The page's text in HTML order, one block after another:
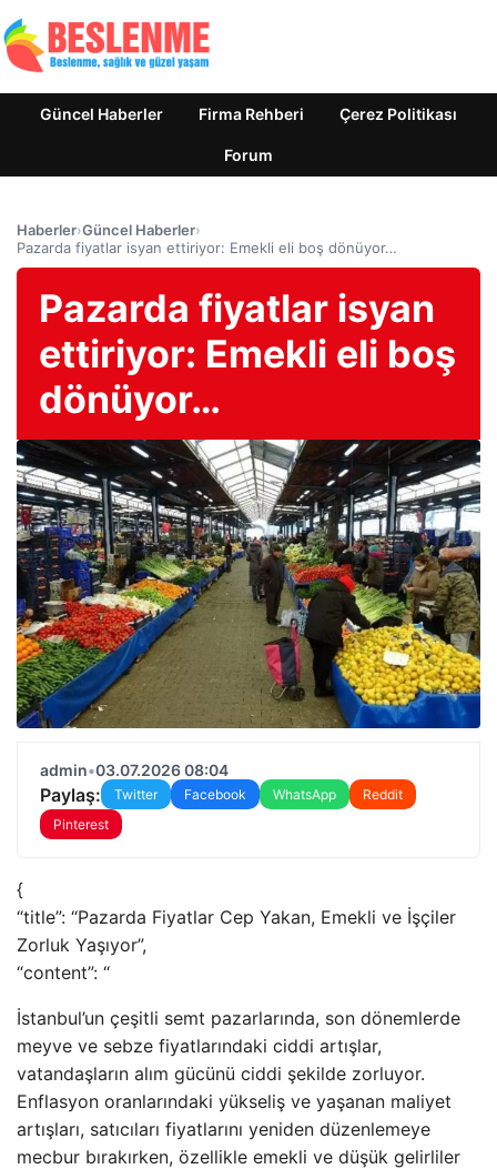
Güncel Haberler Firma Rehberi Çerez Politikası
Forum
Haberler›Güncel Haberler›
Pazarda fiyatlar isyan ettiriyor: Emekli eli boş dönüyor…
Pazarda fiyatlar isyan
ettiriyor: Emekli eli boş
dönüyor…
admin•03.07.2026 08:04
Paylaş: Twitter Facebook WhatsApp
Reddit
Pinterest
{
“title”: “Pazarda Fiyatlar Cep Yakan, Emekli ve İşçiler
Zorluk Yaşıyor”,
“content”: “
İstanbul’un çeşitli semt pazarlarında, son dönemlerde
meyve ve sebze fiyatlarındaki ciddi artışlar,
vatandaşların alım gücünü ciddi şekilde zorluyor.
Enflasyon oranlarındaki yükseliş ve yaşanan maliyet
artışları, satıcıları fiyatlarını yeniden düzenlemeye
mecbur bırakırken, özellikle emekli ve düşük gelirliler